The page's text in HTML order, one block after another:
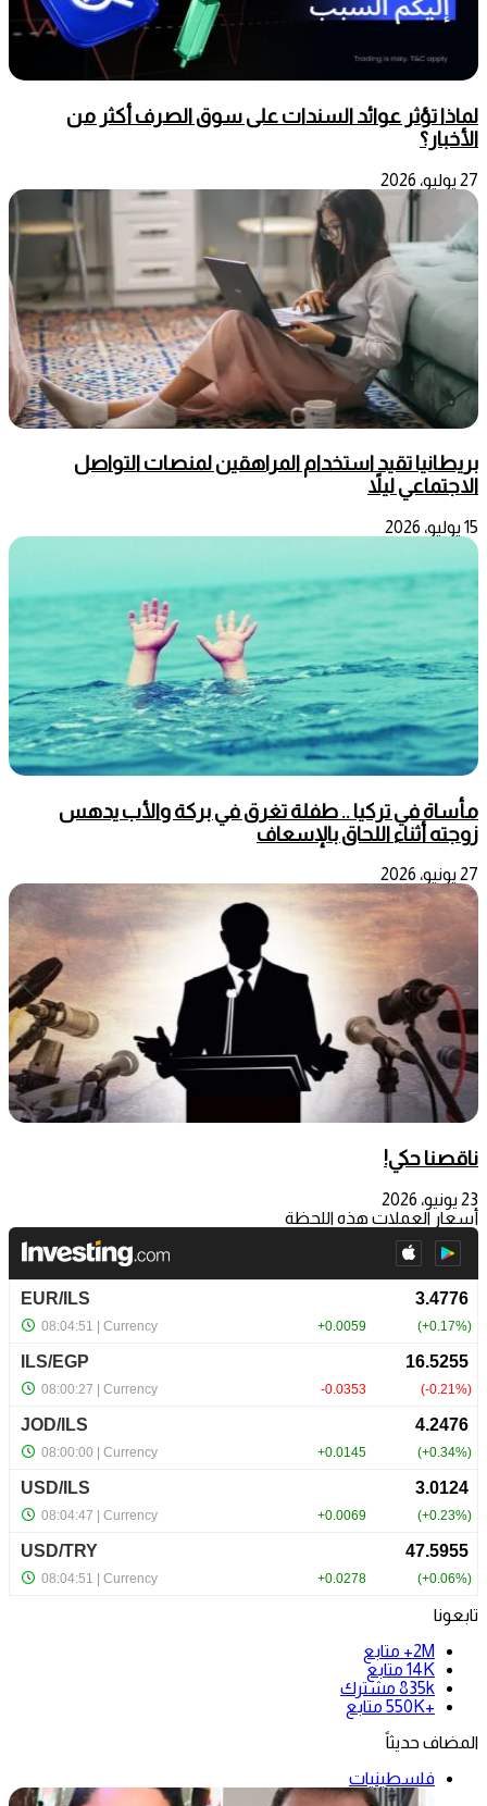
لماذا تؤثر عوائد السندات على سوق الصرف أكثر من
الأخبار؟
27 يوليو، 2026
بريطانيا تقيد استخدام المراهقين لمنصات التواصل
الاجتماعي ليلاً
15 يوليو، 2026
مأساة في تركيا .. طفلة تغرق في بركة والأب يدهس
زوجته أثناء اللحاق بالإسعاف
27 يونيو، 2026
ناقصنا حكي!
23 يونيو، 2026
أسعار العملات هذه اللحظة
تابعونا
2M+
متابع
14K متابع
835k مشترك
+550K
متابع
المضاف حديثاً
فلسطينيات